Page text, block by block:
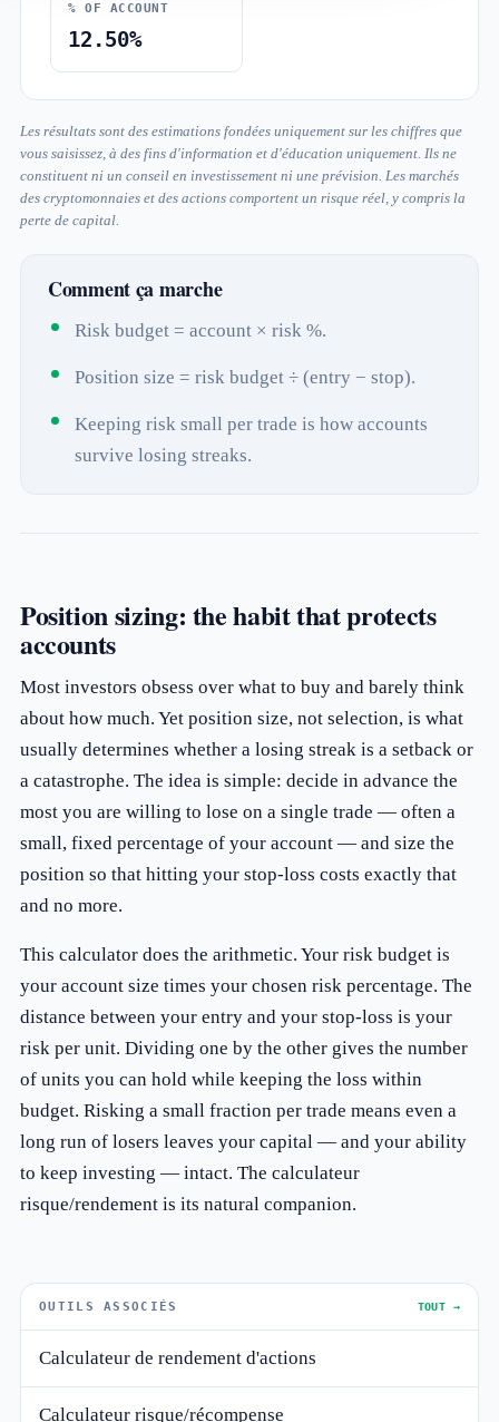
% OF ACCOUNT
12.50%
Les résultats sont des estimations fondées uniquement sur les chiffres que
vous saisissez, à des fins d'information et d'éducation uniquement. Ils ne
constituent ni un conseil en investissement ni une prévision. Les marchés
des cryptomonnaies et des actions comportent un risque réel, y compris la
perte de capital.
Comment ça marche
Risk budget = account × risk %.
Position size = risk budget ÷ (entry − stop).
Keeping risk small per trade is how accounts
survive losing streaks.
Position sizing: the habit that protects
accounts
Most investors obsess over what to buy and barely think
about how much. Yet position size, not selection, is what
usually determines whether a losing streak is a setback or
a catastrophe. The idea is simple: decide in advance the
most you are willing to lose on a single trade — often a
small, fixed percentage of your account — and size the
position so that hitting your stop-loss costs exactly that
and no more.
This calculator does the arithmetic. Your risk budget is
your account size times your chosen risk percentage. The
distance between your entry and your stop-loss is your
risk per unit. Dividing one by the other gives the number
of units you can hold while keeping the loss within
budget. Risking a small fraction per trade means even a
long run of losers leaves your capital — and your ability
to keep investing — intact. The calculateur
risque/rendementis its natural companion.
OUTILS ASSOCIÉS TOUT →
Calculateur de rendement d'actions
Calculateur risque/récompense